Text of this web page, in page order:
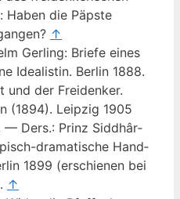
Haben die Päps­te
↑
Ger­ling: Brie­fe eines
Idea­lis­tin. Ber­lin 1888.
der Frei­den­ker.
(1894). Leip­zig 1905
— Ders.: Prinz Sid­dhâr­
dra­ma­ti­sche Hand­
1899 (erschie­nen bei
↑